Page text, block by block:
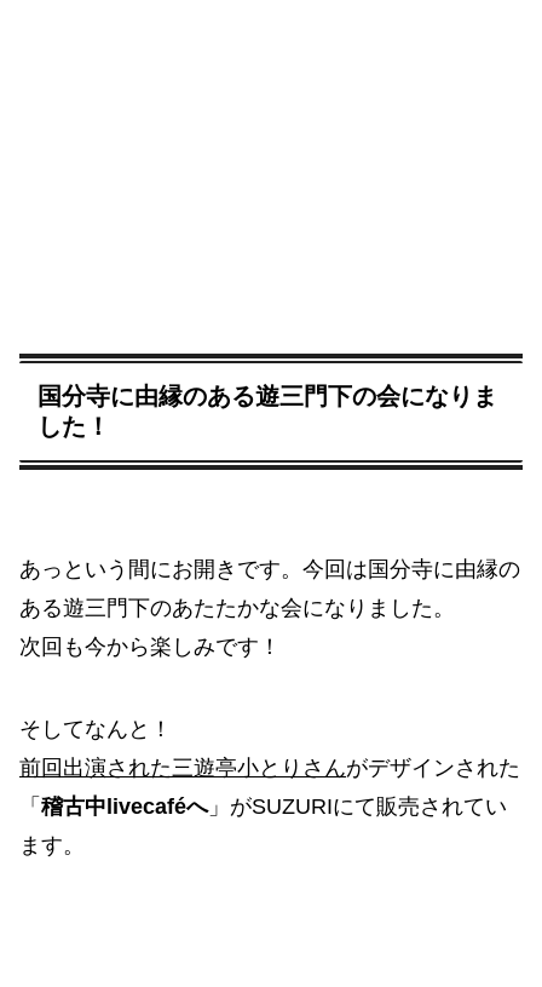
国分寺に由縁のある遊三門下の会になりま
した！
あっという間にお開きです。今回は国分寺に由縁の
ある遊三門下のあたたかな会になりました。
次回も今から楽しみです！
そしてなんと！
前回出演された三遊亭小とりさんがデザインされた
「 稽古中livecaféへ」がSUZURIにて販売されてい
ます。